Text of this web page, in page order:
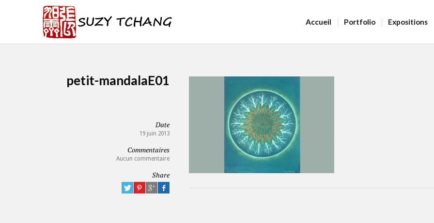
Accueil Portfolio Expositions
petit-mandalaE01
Date
19 juin 2013
Commentaires
Aucun commentaire
Share